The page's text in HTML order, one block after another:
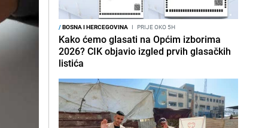
/BOSNA I HERCEGOVINA I PRIJE OKO 5H
Kako ćemo glasati na Općim izborima
2026? CIK objavio izgled prvih glasačkih
listića